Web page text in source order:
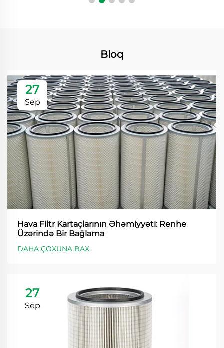
Bloq
27
Sep
Hava Filtr Kartaçlarının Əhəmiyyəti: Renhe
Üzərində Bir Bağlama
DAHA ÇOXUNA BAX
27
Sep